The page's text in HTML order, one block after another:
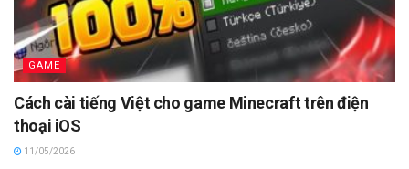
GAME
Cách cài tiếng Việt cho game Minecraft trên điện
thoại iOS
11/05/2026